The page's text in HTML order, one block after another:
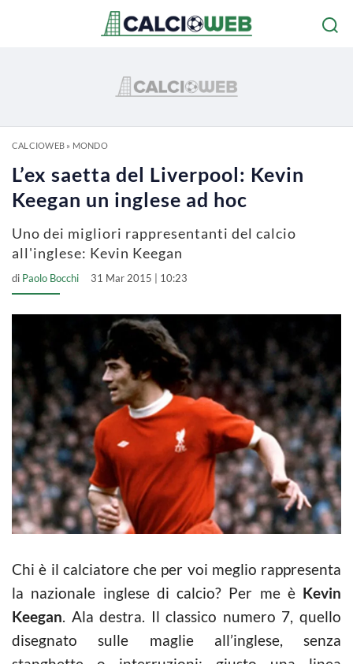
CALCIOWEB» MONDO
L’ex saetta del Liverpool: Kevin
Keegan un inglese ad hoc
Uno dei migliori rappresentanti del calcio
all'inglese: Kevin Keegan
di Paolo Bocchi 31 Mar 2015 | 10:23
Chi è il calciatore che per voi meglio rappresenta
la nazionale inglese di calcio? Per me è Kevin
Keegan. Ala destra. Il classico numero 7, quello
disegnato sulle maglie all’inglese, senza